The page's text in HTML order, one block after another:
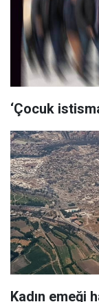
‘Çocuk
Kadın emeği